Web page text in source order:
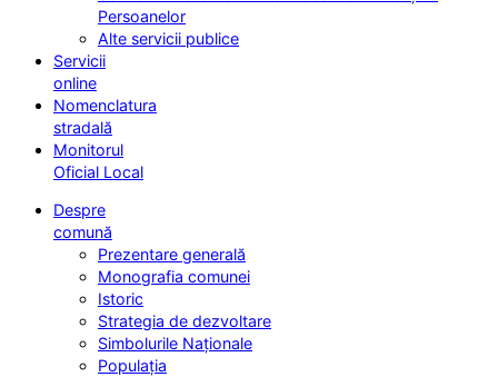
Persoanelor
Alte servicii publice
Servicii
online
Nomenclatura
stradală
Monitorul
Oficial Local
Despre
comună
Prezentare generală
Monografia comunei
Istoric
Strategia de dezvoltare
Simbolurile Naționale
Populația